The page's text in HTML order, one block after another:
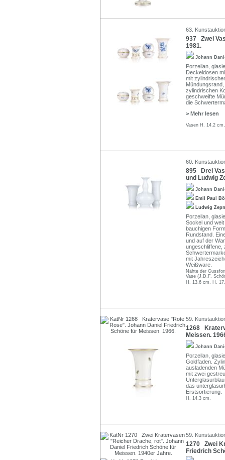
63.
937 Zwei
1981.
Johann
Porzellan,
Deckeldosen
mit
zylindrischen
geschweifte
die
> Mehr lesen
Vasen H. 14,2
60.
895 Drei
und Ludwig
Johann
Emil Paul
Ludwig
Porzellan,
Sockel und
bauchigen
Rundstand.
und auf der
ungeschliffene,
mit
Weißware.
Nähte der
Vase (J.D.F.
H. 13,6 cm, H.
59.
1268
Meissen.
Johann
Porzellan,
Goldfaden.
ausladenden
mit zwei
das
Erstsortierung.
H. 14,3 cm.
59.
1270 Zwei
Friedrich